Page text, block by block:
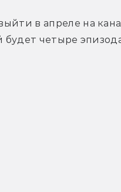
в апреле на
будет четыре